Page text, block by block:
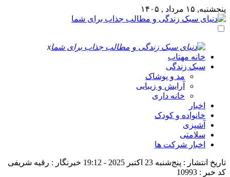
پنجشنبه, ۱۵ مرداد , ۱۴۰۵
x
خانه مهتاب
سبک زندگی
مد و پوشاک
آرایش و زیبایی
خانه داری
اخبار
خانواده و کودک
آشپزی
سلامتی
اخبار شرکت ها
تاریخ انتشار : پنج‌شنبه 23 اکتبر 2025 - 19:12
خبرنگار : رقیه شریفی
کد خبر : 10993